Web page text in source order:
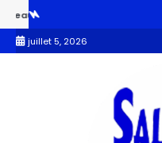
lauréats professionnels de
juillet 5, 2026